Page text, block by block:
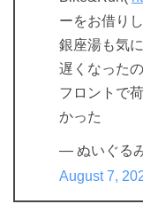
ーをお借り
銀座湯も気
遅くなった
フロントで
かった
— ぬいぐる
August 7,